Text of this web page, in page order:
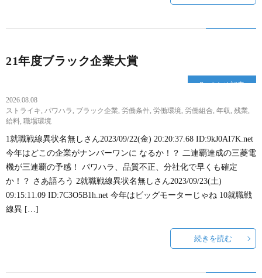
21年度ブラック企業大賞
まとめ記事
2026.08.08
ストライキ, パワハラ , ブラック企業, 労働条件, 労働環境, 労働組合, 年収, 残業,
給料, 職場環境
1就職戦線異状名無しさん2023/09/22(金) 20:20:37.68 ID:9kJ0AI7K.net
今年はどこの企業がナンバーワンに なるか！？ 二連覇達成の三菱電
機が三連覇の予感！ パワハラ、品質不正、分社化で早くも確定
か！？ さあ語ろう 2就職戦線異状名無しさん2023/09/23(土)
09:15:11.09 ID:7C3O5B1h.net 今年はビッグモーターじゃね 10就職戦
線異 […]
続きを読む